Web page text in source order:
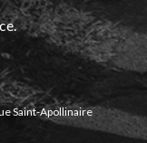
Saint-Apollinaire